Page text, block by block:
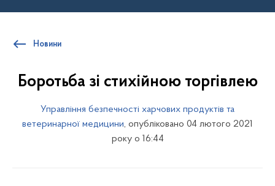
Новини
Боротьба зі стихійною торгівлею
Управління безпечності харчових продуктів та
ветеринарної медицини, опубліковано 04 лютого 2021
року о 16:44